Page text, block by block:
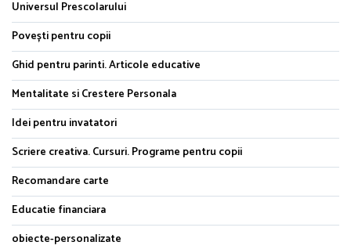
Universul Prescolarului
Povești pentru copii
Ghid pentru parinti. Articole educative
Mentalitate si Crestere Personala
Idei pentru invatatori
Scriere creativa. Cursuri. Programe pentru copii
Recomandare carte
Educatie financiara
obiecte-personalizate